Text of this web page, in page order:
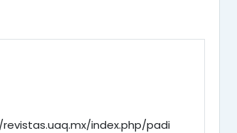
index.php/padi